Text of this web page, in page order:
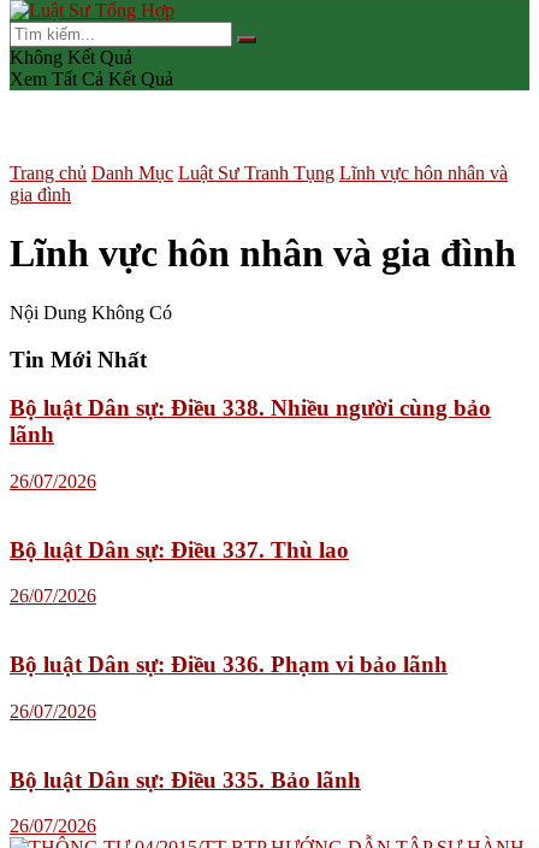
Không Kết Quả
Xem Tất Cả Kết Quả
Trang chủ Danh Mục Luật Sư Tranh Tụng Lĩnh vực hôn nhân và
gia đình
Lĩnh vực hôn nhân và gia đình
Nội Dung Không Có
Tin Mới Nhất
Bộ luật Dân sự: Điều 338. Nhiều người cùng bảo
lãnh
26/07/2026
Bộ luật Dân sự: Điều 337. Thù lao
26/07/2026
Bộ luật Dân sự: Điều 336. Phạm vi bảo lãnh
26/07/2026
Bộ luật Dân sự: Điều 335. Bảo lãnh
26/07/2026